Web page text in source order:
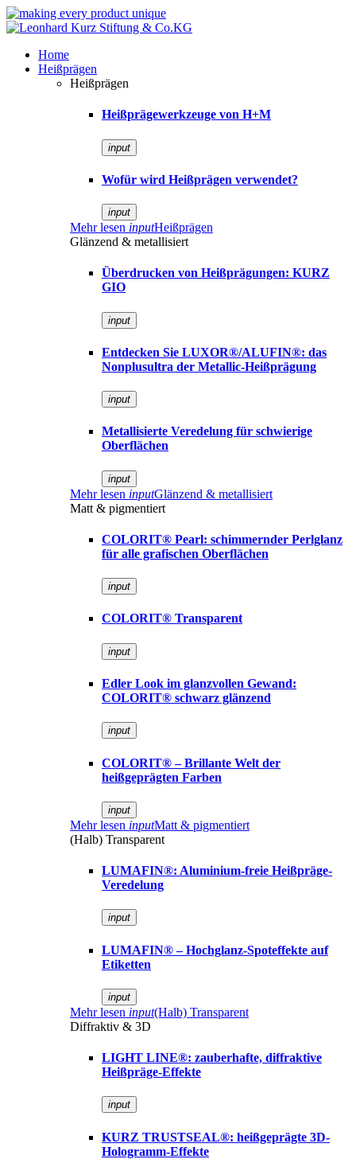
Home
Heißprägen
Heißprägen
Heißprägewerkzeuge von H+M
input
Wofür wird Heißprägen verwendet?
input
Mehr lesen inputHeißprägen
Glänzend & metallisiert
Überdrucken von Heißprägungen: KURZ
GIO
input
Entdecken Sie LUXOR®/ALUFIN®: das
Nonplusultra der Metallic-Heißprägung
input
Metallisierte Veredelung für schwierige
Oberflächen
input
Mehr lesen inputGlänzend & metallisiert
Matt & pigmentiert
COLORIT® Pearl: schimmernder Perlglanz
für alle grafischen Oberflächen
input
COLORIT® Transparent
input
Edler Look im glanzvollen Gewand:
COLORIT® schwarz glänzend
input
COLORIT® – Brillante Welt der
heißgeprägten Farben
input
Mehr lesen inputMatt & pigmentiert
(Halb) Transparent
LUMAFIN®: Aluminium-freie Heißpräge-
Veredelung
input
LUMAFIN® – Hochglanz-Spoteffekte auf
Etiketten
input
Mehr lesen input(Halb) Transparent
Diffraktiv & 3D
LIGHT LINE®: zauberhafte, diffraktive
Heißpräge-Effekte
input
KURZ TRUSTSEAL®: heißgeprägte 3D-
Hologramm-Effekte